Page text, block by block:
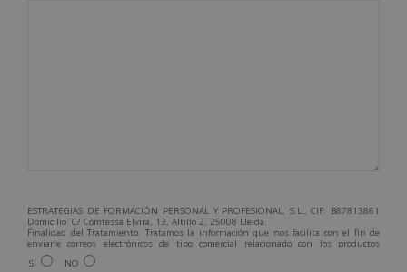
ESTRATEGIAS DE FORMACIÓN PERSONAL Y PROFESIONAL, S.L., CIF: B87813861
Domicilio: C/ Comtessa Elvira, 13, Altillo 2, 25008 Lleida.
Finalidad del Tratamiento: Tratamos la información que nos facilita con el fin de
enviarle correos electrónicos de tipo comercial relacionado con los productos
ofrecidos y otros tipo de productos que fueran de su interés.
Legitimación del tratamiento: Consentimiento del interesado.
SÍ NO